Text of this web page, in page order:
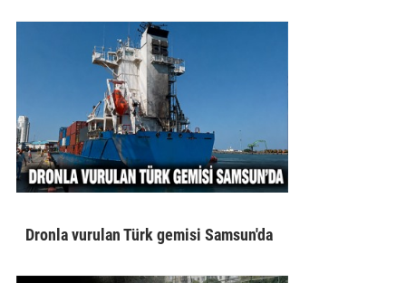
Dronla vurulan Türk gemisi Samsun'da